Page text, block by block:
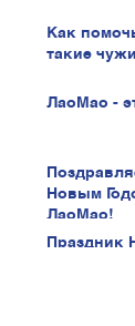
Как
такие
ЛаоМао -
Новым
ЛаоМао!
Праздник